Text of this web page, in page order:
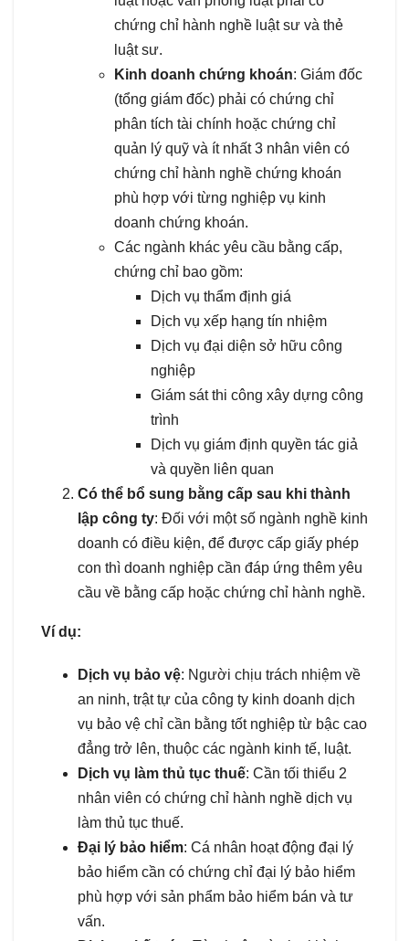
chứng chỉ hành nghề luật sư và thẻ
luật sư.
Kinh doanh chứng khoán: Giám đốc
(tổng giám đốc) phải có chứng chỉ
phân tích tài chính hoặc chứng chỉ
quản lý quỹ và ít nhất 3 nhân viên có
chứng chỉ hành nghề chứng khoán
phù hợp với từng nghiệp vụ kinh
doanh chứng khoán.
Các ngành khác yêu cầu bằng cấp,
chứng chỉ bao gồm:
Dịch vụ thẩm định giá
Dịch vụ xếp hạng tín nhiệm
Dịch vụ đại diện sở hữu công
nghiệp
Giám sát thi công xây dựng công
trình
Dịch vụ giám định quyền tác giả
và quyền liên quan
Có thể bổ sung bằng cấp sau khi thành
lập công ty: Đối với một số ngành nghề kinh
doanh có điều kiện, để được cấp giấy phép
con thì doanh nghiệp cần đáp ứng thêm yêu
cầu về bằng cấp hoặc chứng chỉ hành nghề.
Ví dụ:
Dịch vụ bảo vệ: Người chịu trách nhiệm về
an ninh, trật tự của công ty kinh doanh dịch
vụ bảo vệ chỉ cần bằng tốt nghiệp từ bậc cao
đẳng trở lên, thuộc các ngành kinh tế, luật.
Dịch vụ làm thủ tục thuế: Cần tối thiểu 2
nhân viên có chứng chỉ hành nghề dịch vụ
làm thủ tục thuế.
Đại lý bảo hiểm: Cá nhân hoạt động đại lý
bảo hiểm cần có chứng chỉ đại lý bảo hiểm
phù hợp với sản phẩm bảo hiểm bán và tư
vấn.